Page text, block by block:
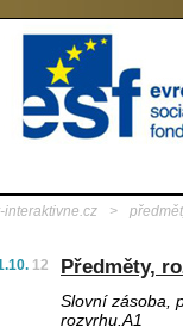
interaktivne.cz >
12 Předměty,
Slovní zásoba,
rozvrhu.A1